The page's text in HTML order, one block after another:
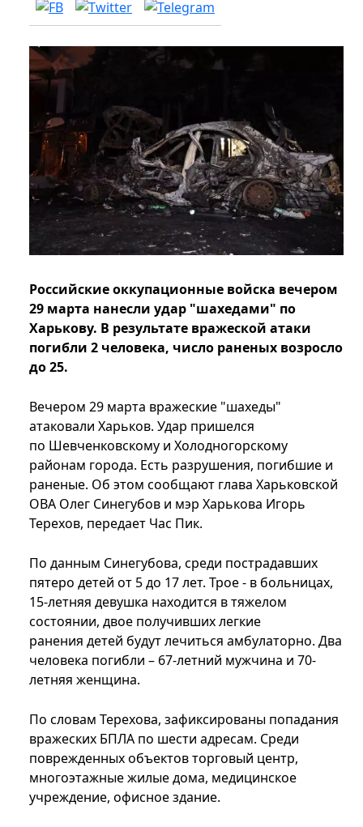
Российские оккупационные войска вечером
29 марта нанесли удар "шахедами" по
Харькову. В результате вражеской атаки
погибли 2 человека, число раненых возросло
до 25.
Вечером 29 марта вражеские "шахеды"
атаковали Харьков. Удар пришелся
по Шевченковскому и Холодногорскому
районам города. Есть разрушения, погибшие и
раненые. Об этом сообщают глава Харьковской
ОВА Олег Синегубов и мэр Харькова Игорь
Терехов, передает Час Пик.
По данным Синегубова, среди пострадавших
пятеро детей от 5 до 17 лет. Трое - в больницах,
15-летняя девушка находится в тяжелом
состоянии, двое получивших легкие
ранения детей будут лечиться амбулаторно. Два
человека погибли – 67-летний мужчина и 70-
летняя женщина.
По словам Терехова, зафиксированы попадания
вражеских БПЛА по шести адресам. Среди
поврежденных объектов торговый центр,
многоэтажные жилые дома, медицинское
учреждение, офисное здание.